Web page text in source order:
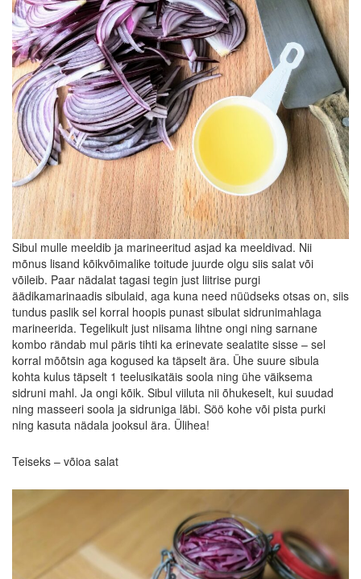
Sibul mulle meeldib ja marineeritud asjad ka meeldivad. Nii
mõnus lisand kõikvõimalike toitude juurde olgu siis salat või
võileib. Paar nädalat tagasi tegin just liitrise purgi
äädikamarinaadis sibulaid, aga kuna need nüüdseks otsas on, siis
tundus paslik sel korral hoopis punast sibulat sidrunimahlaga
marineerida. Tegelikult just niisama lihtne ongi ning sarnane
kombo rändab mul päris tihti ka erinevate sealatite sisse – sel
korral mõõtsin aga kogused ka täpselt ära. Ühe suure sibula
kohta kulus täpselt 1 teelusikatäis soola ning ühe väiksema
sidruni mahl. Ja ongi kõik. Sibul viiluta nii õhukeselt, kui suudad
ning masseeri soola ja sidruniga läbi. Söö kohe või pista purki
ning kasuta nädala jooksul ära. Ülihea!
Teiseks – võioa salat